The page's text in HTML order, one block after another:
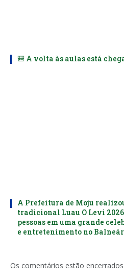
🎒 A volta às aulas está
A Prefeitura de Moju
tradicional Luau O Levi
pessoas em uma grande
e entretenimento no
Os comentários estão encerrados.